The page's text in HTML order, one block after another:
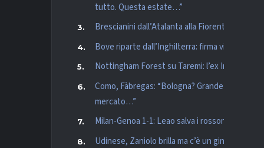
tutto. Questa estate…”
Brescianini dall’Atalanta alla Fiorentina è
Bove riparte dall’Inghilterra: firma vicina col
Nottingham Forest su Taremi: l’ex Inter tra le
Como, Fàbregas: “Bologna? Grande test; mi
mercato…”
Milan-Genoa 1-1: Leao salva i rossoneri,
Udinese, Zaniolo brilla ma c’è un ginocchio da